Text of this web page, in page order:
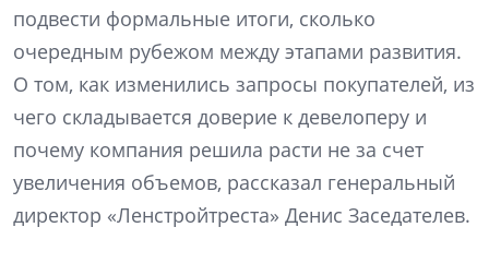
подвести формальные итоги, сколько
очередным рубежом между этапами развития.
О том, как изменились запросы покупателей, из
чего складывается доверие к девелоперу и
почему компания решила расти не за счет
увеличения объемов, рассказал генеральный
директор «Ленстройтреста» Денис Заседателев.